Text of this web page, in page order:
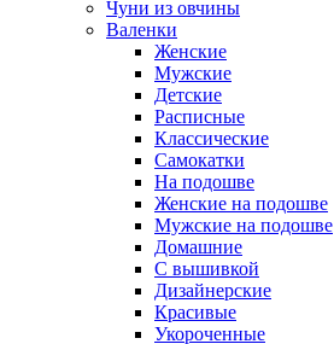
Чуни из овчины
Валенки
Женские
Мужские
Детские
Расписные
Классические
Самокатки
На подошве
Женские на подошве
Мужские на подошве
Домашние
С вышивкой
Дизайнерские
Красивые
Укороченные